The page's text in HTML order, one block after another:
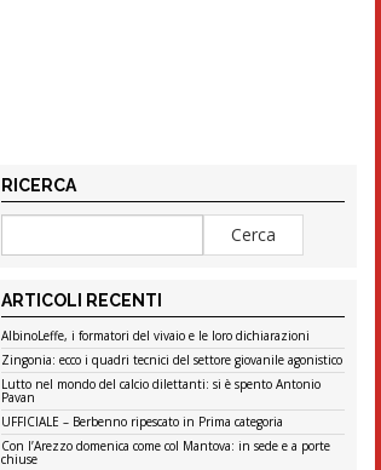
RICERCA
ARTICOLI RECENTI
AlbinoLeffe, i formatori del vivaio e le loro dichiarazioni
Zingonia: ecco i quadri tecnici del settore giovanile agonistico
Lutto nel mondo del calcio dilettanti: si è spento Antonio
Pavan
UFFICIALE – Berbenno ripescato in Prima categoria
Con l’Arezzo domenica come col Mantova: in sede e a porte
chiuse